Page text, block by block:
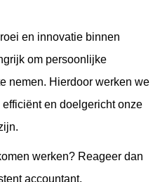
en innovatie binnen
om persoonlijke
nemen. Hierdoor werken we
en doelgericht onze
werken? Reageer dan
accountant.